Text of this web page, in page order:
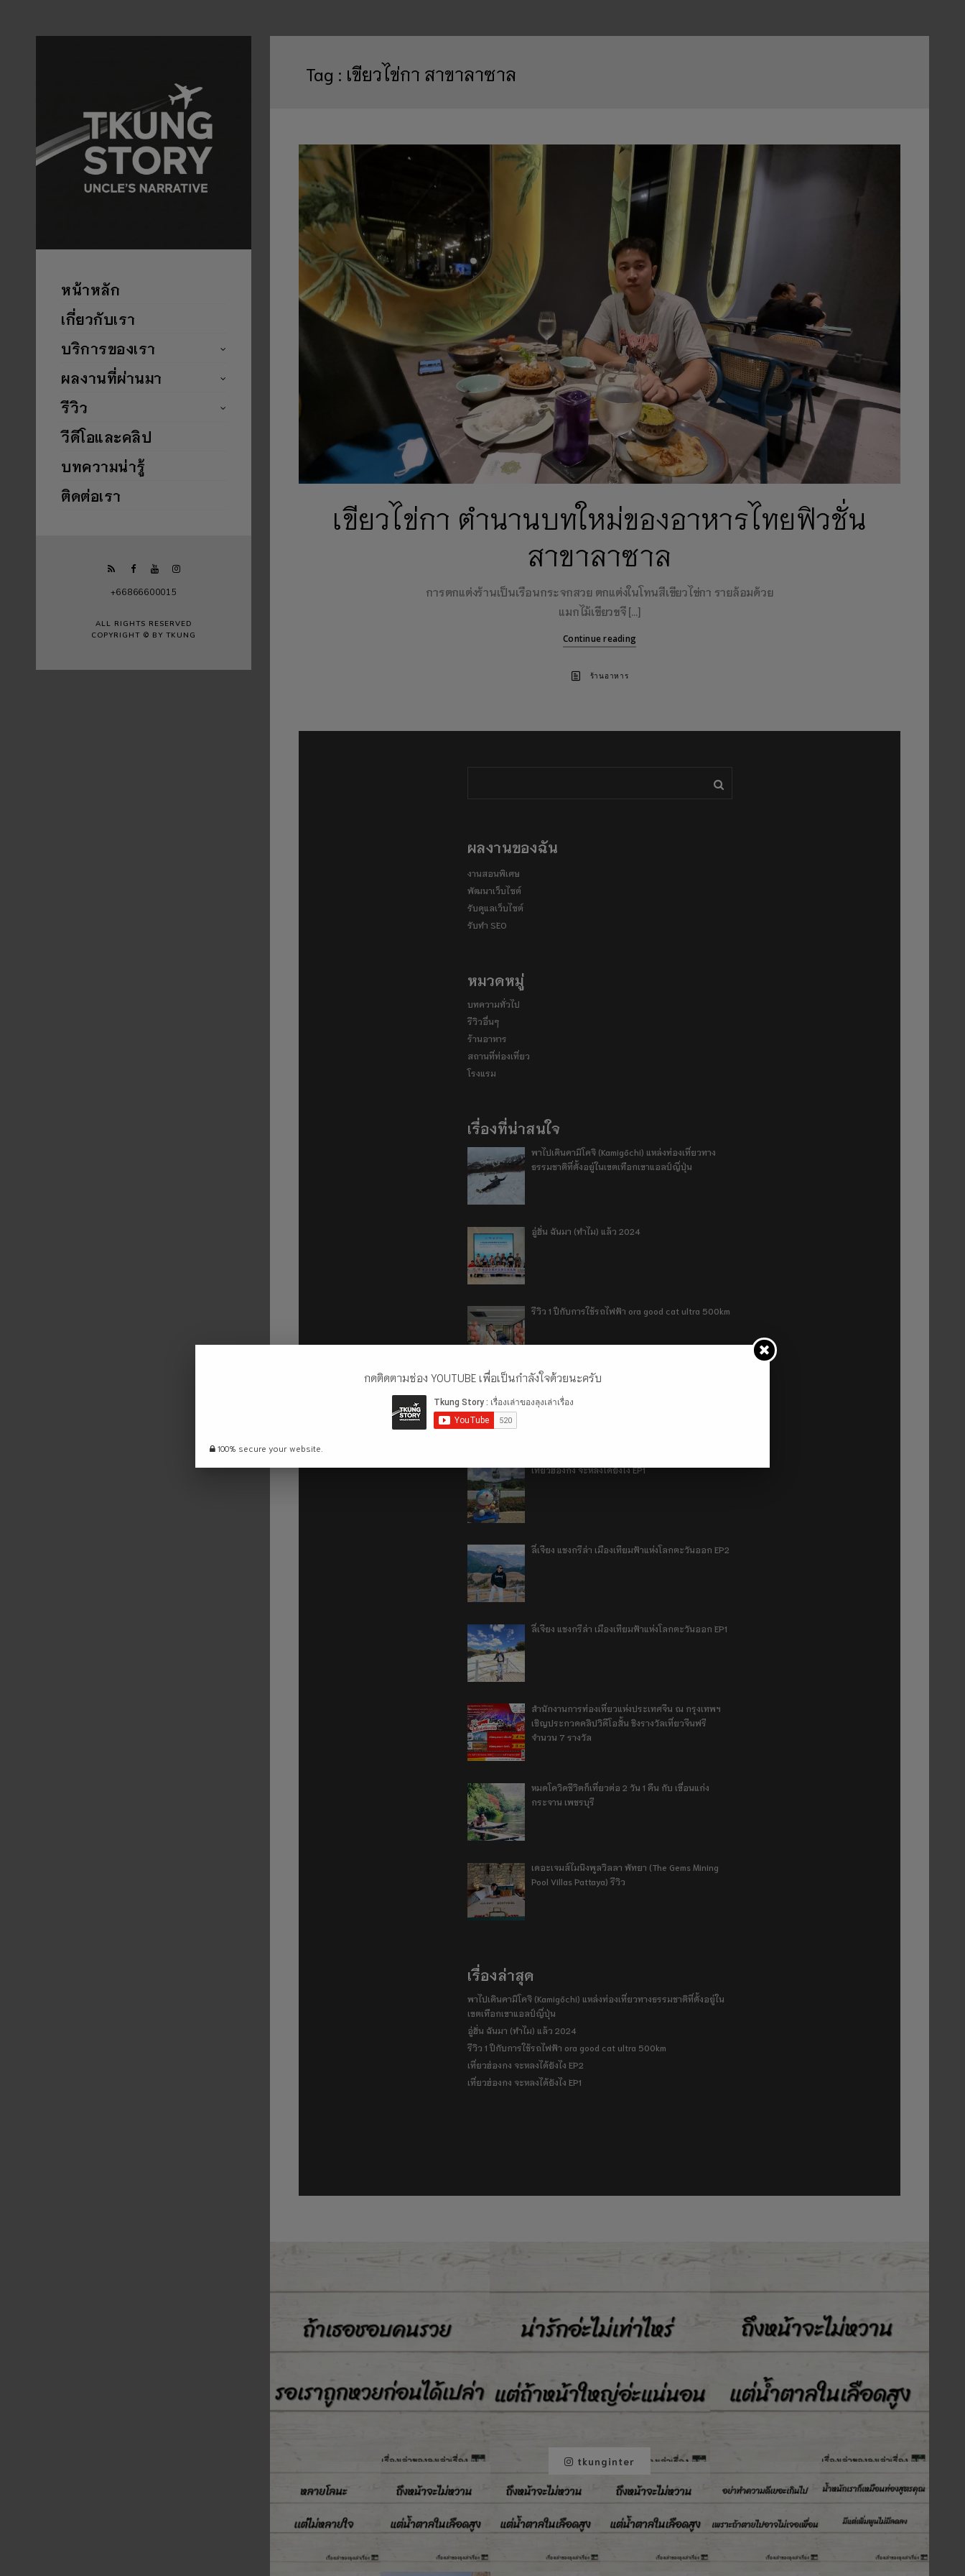
หน้าหลัก
เกี่ยวกับเรา
บริการของเรา
ผลงานที่ผ่านมา
รีวิว
วีดีโอและคลิป
บทความน่ารู้
ติดต่อเรา
+66866600015
ALL RIGHTS RESERVED
COPYRIGHT © BY TKUNG
Tag : เขียวไข่กา สาขาลาซาล
เขียวไข่กา ตำนานบทใหม่ของอาหารไทยฟิวชั่น
สาขาลาซาล
การตกแต่งร้านเป็นเรือนกระจกสวย ตกแต่งในโทนสีเขียวไข่กา รายล้อมด้วย
แมกไม้เขียวขจี […]
Continue reading
ร้านอาหาร
ผลงานของฉัน
งานสอนพิเศษ
พัฒนาเว็บไซต์
รับดูแลเว็บไซต์
รับทำ SEO
หมวดหมู่
บทความทั่วไป
รีวิวอื่นๆ
ร้านอาหาร
สถานที่ท่องเที่ยว
โรงแรม
เรื่องที่น่าสนใจ
พาไปเดินคามิโคจิ (Kamigōchi) แหล่งท่องเที่ยวทาง
ธรรมชาติที่ตั้งอยู่ในเขตเทือกเขาแอลป์ญี่ปุ่น
อู่ฮั่น ฉันมา (ทำไม) แล้ว 2024
รีวิว 1 ปีกับการใช้รถไฟฟ้า ora good cat ultra 500km
เที่ยวฮ่องกง จะหลงได้ยังไง EP1
ลี่เจียง แชงกรีล่า เมืองเทียมฟ้าแห่งโลกตะวันออก EP2
ลี่เจียง แชงกรีล่า เมืองเทียมฟ้าแห่งโลกตะวันออก EP1
สำนักงานการท่องเที่ยวแห่งประเทศจีน ณ กรุงเทพฯ
เชิญประกวดคลิปวิดีโอสั้น ชิงรางวัลเที่ยวจีนฟรี
จำนวน 7 รางวัล
หมดโควิดชีวิตก็เที่ยวต่อ 2 วัน 1 คืน กับ เขื่อนแก่ง
กระจาน เพชรบุรี
เดอะเจมส์ไมนิงพูลวิลลา พัทยา (The Gems Mining
Pool Villas Pattaya) รีวิว
เรื่องล่าสุด
พาไปเดินคามิโคจิ (Kamigōchi) แหล่งท่องเที่ยวทางธรรมชาติที่ตั้งอยู่ใน
เขตเทือกเขาแอลป์ญี่ปุ่น
อู่ฮั่น ฉันมา (ทำไม) แล้ว 2024
รีวิว 1 ปีกับการใช้รถไฟฟ้า ora good cat ultra 500km
เที่ยวฮ่องกง จะหลงได้ยังไง EP2
เที่ยวฮ่องกง จะหลงได้ยังไง EP1
tkunginter
กดติดตามช่อง YOUTUBE เพื่อเป็นกำลังใจด้วยนะครับ
100% secure your website.